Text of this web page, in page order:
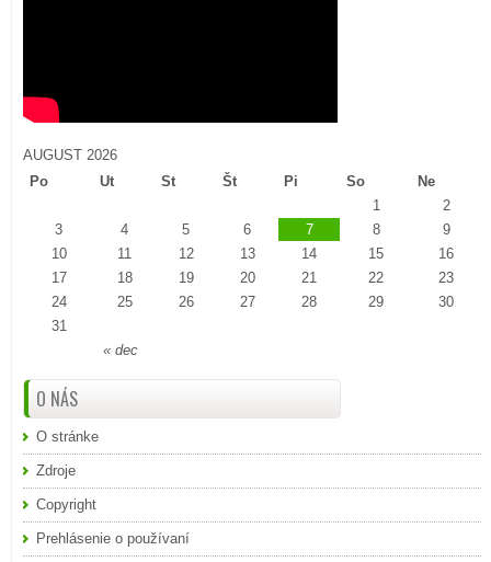
AUGUST 2026
Po
Ut St Št Pi So Ne
« dec
1
2
3
4 5 6 7 8
9
10
11 12 13 14 15
16
17
18 19 20 21 22
23
24
25 26 27 28 29
30
31
O NÁS
O stránke
Zdroje
Copyright
Prehlásenie o používaní